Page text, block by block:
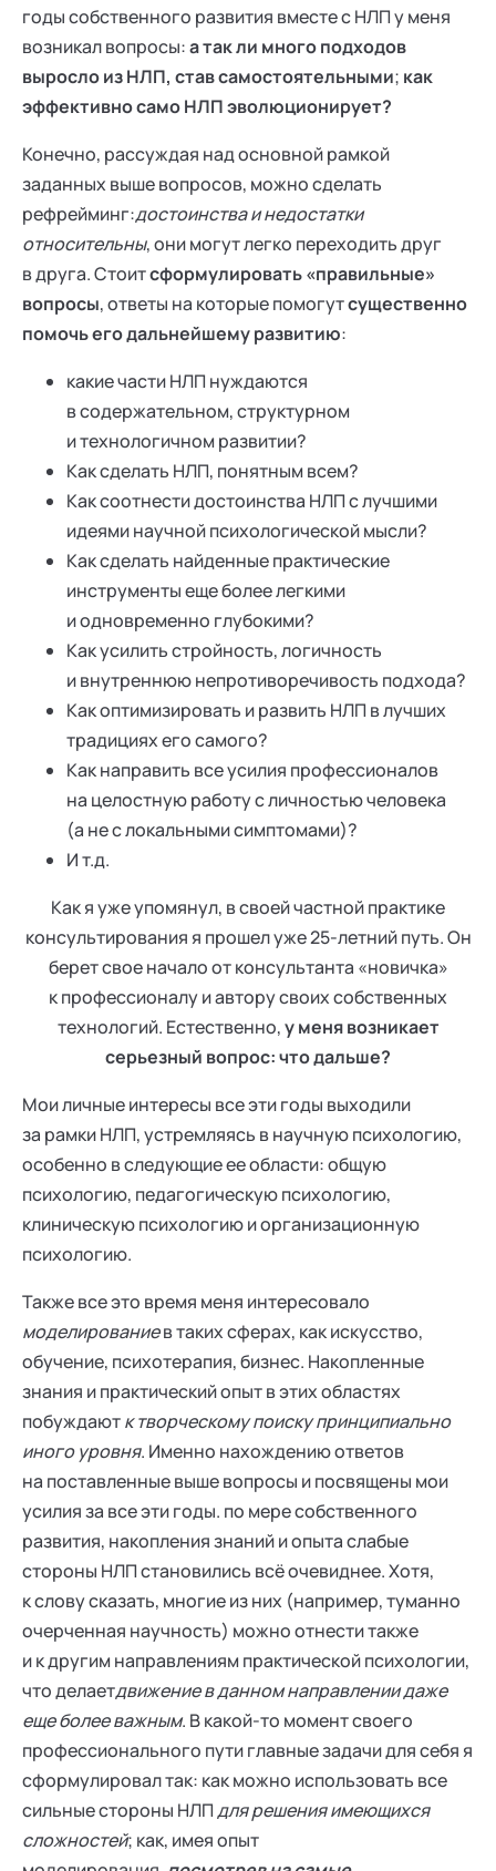
годы собственного развития вместе с НЛП у меня
возникал вопросы:а так ли много подходов
выросло из НЛП, став самостоятельными; как
эффективно само НЛП эволюционирует?
Конечно, рассуждая над основной рамкой
заданных выше вопросов, можно сделать
рефрейминг:достоинства и недостатки
относительны, они могут легко переходить друг
в друга. Стоитсформулировать «правильные»
вопросы, ответы на которые помогутсущественно
помочь его дальнейшему развитию:
какие части НЛП нуждаются
в содержательном, структурном
и технологичном развитии?
Как сделать НЛП, понятным всем?
Как соотнести достоинства НЛП с лучшими
идеями научной психологической мысли?
Как сделать найденные практические
инструменты еще более легкими
и одновременно глубокими?
Как усилить стройность, логичность
и внутреннюю непротиворечивость подхода?
Как оптимизировать и развить НЛП в лучших
традициях его самого?
Как направить все усилия профессионалов
на целостную работу с личностью человека
(а не с локальными симптомами)?
И т.д.
Как я уже упомянул, в своей частной практике
консультирования я прошел уже 25-летний путь. Он
берет свое начало от консультанта «новичка»
к профессионалу и автору своих собственных
технологий. Естественно,у меня возникает
серьезный вопрос: что дальше?
Мои личные интересы все эти годы выходили
за рамки НЛП, устремляясь в научную психологию,
особенно в следующие ее области: общую
психологию, педагогическую психологию,
клиническую психологию и организационную
психологию.
Также все это время меня интересовало
моделированиев таких сферах, как искусство,
обучение, психотерапия, бизнес. Накопленные
знания и практический опыт в этих областях
побуждаютк творческому поиску принципиально
иного уровня. Именно нахождению ответов
на поставленные выше вопросы и посвящены мои
усилия за все эти годы. по мере собственного
развития, накопления знаний и опыта слабые
стороны НЛП становились всё очевиднее. Хотя,
к слову сказать, многие из них (например, туманно
очерченная научность) можно отнести также
и к другим направлениям практической психологии,
что делаетдвижение в данном направлении даже
еще более важным. В какой-то момент своего
профессионального пути главные задачи для себя я
сформулировал так: как можно использовать все
сильные стороны НЛПдля решения имеющихся
сложностей; как, имея опыт